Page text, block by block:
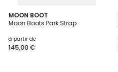
MOON BOOT
Moon Boots Park Strap
à partir de
145,00 €
2
Couleurs